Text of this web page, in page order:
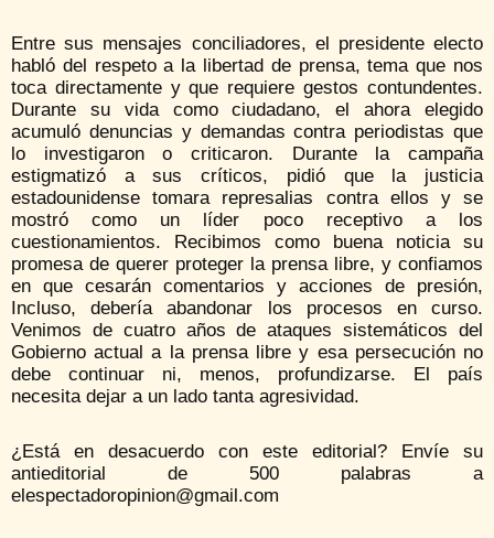
Entre sus mensajes conciliadores, el presidente electo
habló del respeto a la libertad de prensa, tema que nos
toca directamente y que requiere gestos contundentes.
Durante su vida como ciudadano, el ahora elegido
acumuló denuncias y demandas contra periodistas que
lo investigaron o criticaron. Durante la campaña
estigmatizó a sus críticos, pidió que la justicia
estadounidense tomara represalias contra ellos y se
mostró como un líder poco receptivo a los
cuestionamientos. Recibimos como buena noticia su
promesa de querer proteger la prensa libre, y confiamos
en que cesarán comentarios y acciones de presión,
Incluso, debería abandonar los procesos en curso.
Venimos de cuatro años de ataques sistemáticos del
Gobierno actual a la prensa libre y esa persecución no
debe continuar ni, menos, profundizarse. El país
necesita dejar a un lado tanta agresividad.
¿Está en desacuerdo con este editorial? Envíe su
antieditorial de 500 palabras a
elespectadoropinion@gmail.com